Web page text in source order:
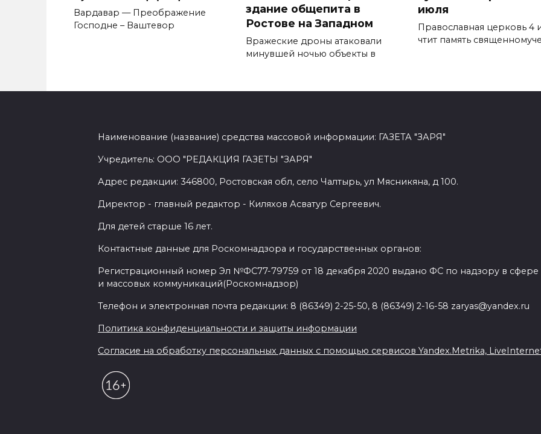
Вардавар — Преображение
Господне – Ваштевор
здание общепита в
Ростове на Западном
Вражеские дроны атаковали
минувшей ночью объекты в
июля
Православная церковь 4
чтит память
Наименование (название) средства массовой информации: ГАЗЕТА "ЗАРЯ"
Учредитель: ООО "РЕДАКЦИЯ ГАЗЕТЫ "ЗАРЯ"
Адрес редакции: 346800, Ростовская обл, село Чалтырь, ул Мясникяна, д 100.
Директор - главный редактор - Киляхов Асватур Сергеевич.
Для детей старше 16 лет.
Контактные данные для Роскомнадзора и государственных органов:
Регистрационный номер Эл №ФС77-79759 от 18 декабря 2020 выдано ФС по надзору в
и массовых коммуникаций(Роскомнадзор)
Телефон и электронная почта редакции: 8 (86349) 2-25-50, 8 (86349) 2-16-58 zaryas@yandex.ru
Политика конфиденциальности и защиты информации
Согласие на обработку персональных данных с помощью сервисов Yandex.Metrika,